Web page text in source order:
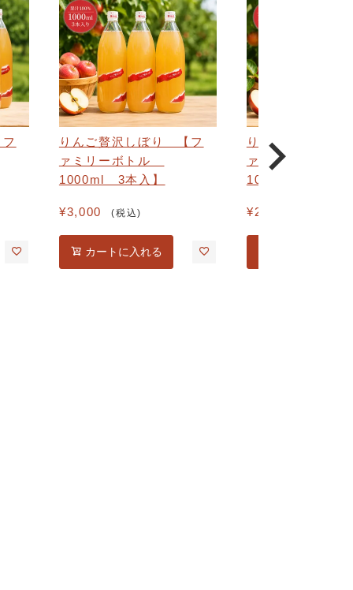
りんご贅沢しぼり 【フ
ァミリーボトル
1000ml 3本入】
¥3,000 税込
カートに入れる
りんご贅沢しぼ
ァミリーボトル
1000ml 2本入】
¥2,000